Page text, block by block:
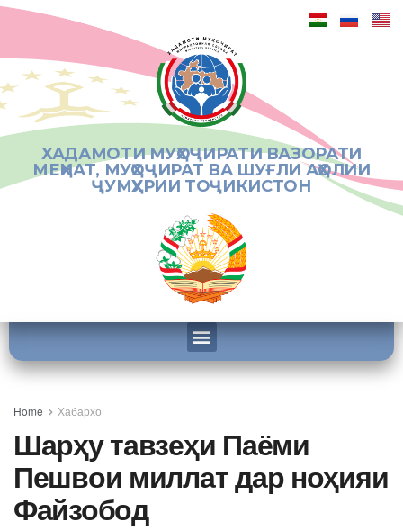
ХАДАМОТИ МУҲОҶИРАТИ ВАЗОРАТИ
МЕҲНАТ, МУҲОҶИРАТ ВА ШУҒЛИ АҲОЛИИ
ҶУМҲУРИИ ТОҶИКИСТОН
Home Хабархо
Шарҳу тавзеҳи Паёми
Пешвои миллат дар ноҳияи
Файзобод